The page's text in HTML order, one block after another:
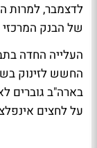
לדצמבר, למרות
של הבנק המרכזי
העלייה החדה
החשש לזינוק
בארה"ב גוברים
על לחצים